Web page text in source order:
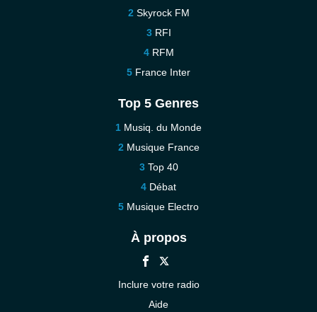
Skyrock FM
RFI
RFM
France Inter
Top 5 Genres
Musiq. du Monde
Musique France
Top 40
Débat
Musique Electro
À propos
Inclure votre radio
Aide